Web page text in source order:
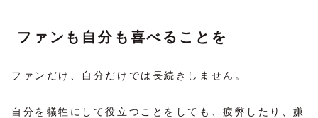
ファンも自分も喜べることを
ファンだけ、自分だけでは長続きしません。
自分を犠牲にして役立つことをしても、疲弊したり、嫌